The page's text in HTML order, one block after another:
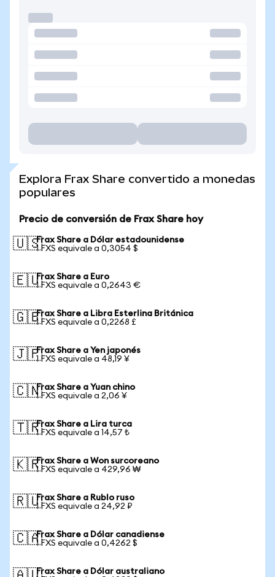
Explora Frax Share convertido a monedas
populares
Precio de conversión de Frax Share hoy
🇺🇸Frax Share a Dólar estadounidense
1 FXS equivale a 0,3054 $
🇪🇺Frax Share a Euro
1 FXS equivale a 0,2643 €
🇬🇧Frax Share a Libra Esterlina Británica
1 FXS equivale a 0,2268 £
🇯🇵Frax Share a Yen japonés
1 FXS equivale a 48,19 ¥
🇨🇳Frax Share a Yuan chino
1 FXS equivale a 2,06 ¥
🇹🇷Frax Share a Lira turca
1 FXS equivale a 14,57 ₺
🇰🇷Frax Share a Won surcoreano
1 FXS equivale a 429,96 ₩
🇷🇺Frax Share a Rublo ruso
1 FXS equivale a 24,92 ₽
🇨🇦Frax Share a Dólar canadiense
1 FXS equivale a 0,4262 $
Frax Share a Dólar australiano